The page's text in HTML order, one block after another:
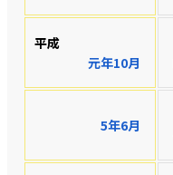
平成
元年10月
5年6月